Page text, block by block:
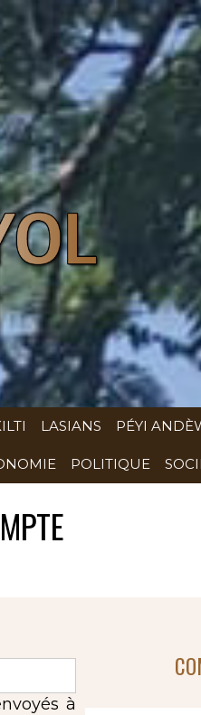
LASIANS PÉYI
POLITIQUE
à